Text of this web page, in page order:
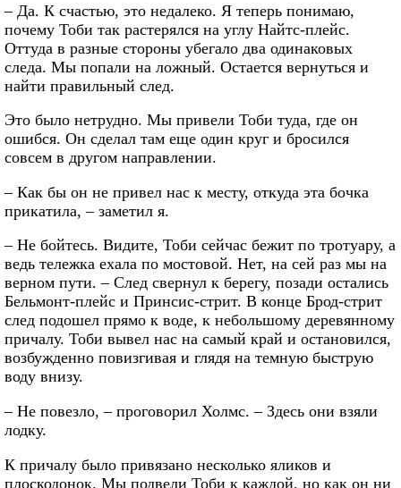
– Да. К счастью, это недалеко. Я теперь понимаю,
почему Тоби так растерялся на углу Найтс-плейс.
Оттуда в разные стороны убегало два одинаковых
следа. Мы попали на ложный. Остается вернуться и
найти правильный след.
Это было нетрудно. Мы привели Тоби туда, где он
ошибся. Он сделал там еще один круг и бросился
совсем в другом направлении.
– Как бы он не привел нас к месту, откуда эта бочка
прикатила, – заметил я.
– Не бойтесь. Видите, Тоби сейчас бежит по тротуару, а
ведь тележка ехала по мостовой. Нет, на сей раз мы на
верном пути. – След свернул к берегу, позади остались
Бельмонт-плейс и Принсис-стрит. В конце Брод-стрит
след подошел прямо к воде, к небольшому деревянному
причалу. Тоби вывел нас на самый край и остановился,
возбужденно повизгивая и глядя на темную быструю
воду внизу.
– Не повезло, – проговорил Холмс. – Здесь они взяли
лодку.
К причалу было привязано несколько яликов и
плоскодонок. Мы подвели Тоби к каждой, но как он ни